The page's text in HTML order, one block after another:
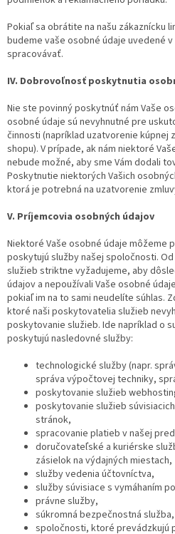
Pokiaľ sa obrátite na našu zákaznícku
budeme vaše osobné údaje uvedené
spracovávať.
IV. Dobrovoľnosť poskytnutia
Nie ste povinný poskytnúť nám Vaše
osobné údaje sú nevyhnutné pre
činnosti (napríklad uzatvorenie kúpnej
shopu). V prípade, ak nám niektoré
nebude možné, aby sme Vám dodali
Poskytnutie niektorých Vašich
ktorá je potrebná na uzatvorenie
V. Príjemcovia osobných údajov
Niektoré Vaše osobné údaje
poskytujú služby našej spoločnosti.
služieb striktne vyžadujeme, aby
údajov a nepoužívali Vaše osobné
pokiaľ im na to sami neudelíte súhlas.
ktoré naši poskytovatelia služieb
poskytovanie služieb. Ide napríklad o
poskytujú nasledovné služby:
technologické služby (napr.
správa výpočtovej techniky,
poskytovanie služieb
poskytovanie služieb
stránok,
spracovanie platieb v našej
doručovateľské a kuriérske
zásielok na výdajných miestach,
služby vedenia účtovníctva,
služby súvisiace s vymáhaním
právne služby,
súkromná bezpečnostná služba,
spoločnosti, ktoré prevádzkujú